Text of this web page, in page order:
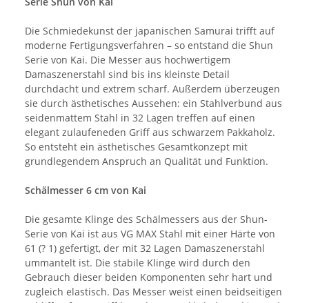
Die Schmiedekunst der japanischen Samurai trifft auf
moderne Fertigungsverfahren – so entstand die Shun
Serie von Kai. Die Messer aus hochwertigem
Damaszenerstahl sind bis ins kleinste Detail
durchdacht und extrem scharf. Außerdem überzeugen
sie durch ästhetisches Aussehen: ein Stahlverbund aus
seidenmattem Stahl in 32 Lagen treffen auf einen
elegant zulaufeneden Griff aus schwarzem Pakkaholz.
So entsteht ein ästhetisches Gesamtkonzept mit
grundlegendem Anspruch an Qualität und Funktion.
Schälmesser 6 cm von Kai
Die gesamte Klinge des Schälmessers aus der Shun-
Serie von Kai ist aus VG MAX Stahl mit einer Härte von
61 (? 1) gefertigt, der mit 32 Lagen Damaszenerstahl
ummantelt ist. Die stabile Klinge wird durch den
Gebrauch dieser beiden Komponenten sehr hart und
zugleich elastisch. Das Messer weist einen beidseitigen